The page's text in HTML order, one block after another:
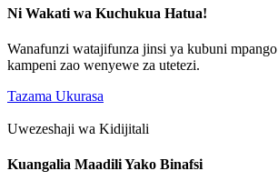
Ni Wakati wa Kuchukua Hatua!
Wanafunzi watajifunza jinsi ya kubuni
kampeni zao wenyewe za utetezi.
Tazama Ukurasa
Uwezeshaji wa Kidijitali
Kuangalia Maadili Yako Binafsi